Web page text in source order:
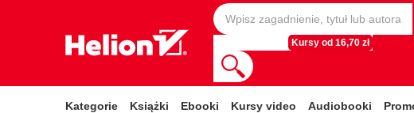
Kursy od 16,70 zł
Kategorie Książki Ebooki Kursy video Audiobooki